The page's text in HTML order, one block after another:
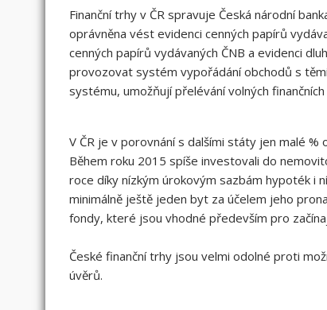
Finanční trhy v ČR spravuje Česká národní
oprávněna vést evidenci cenných papírů
cenných papírů vydávaných ČNB a evidenci
provozovat systém vypořádání obchodů s
systému, umožňují přelévání volných
V ČR je v porovnání s dalšími státy jen malé
Během roku 2015 spíše investovali do
roce díky nízkým úrokovým sazbám hypoték i
minimálně ještě jeden byt za účelem jeho
fondy, které jsou vhodné především pro
České finanční trhy jsou velmi odolné proti
úvěrů.